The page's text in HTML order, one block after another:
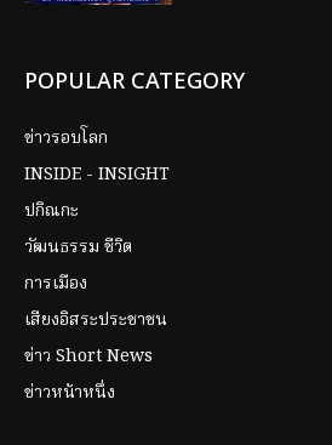
POPULAR CATEGORY
ข่าวรอบโลก
INSIDE - INSIGHT
ปกิณกะ
วัฒนธรรม ชีวิต
การเมือง
เสียงอิสระประชาชน
ข่าว Short News
ข่าวหน้าหนึ่ง